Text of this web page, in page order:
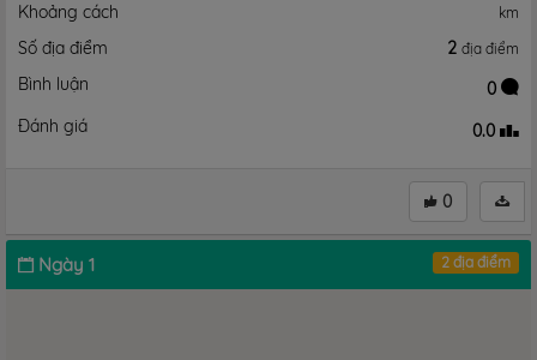
Khoảng cách km
Số địa điểm 2 địa điểm
Bình luận
0
Đánh giá
0.0
0
Ngày 1 2 địa điểm